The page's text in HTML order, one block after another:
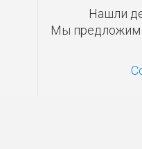
Нашли
Мы